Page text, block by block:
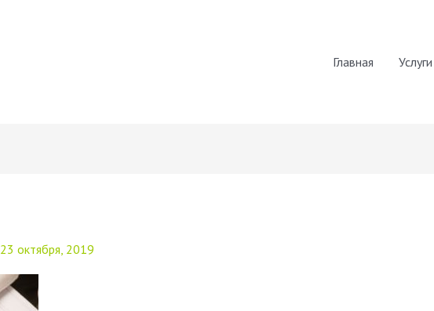
Главная
Услуги
23 октября, 2019